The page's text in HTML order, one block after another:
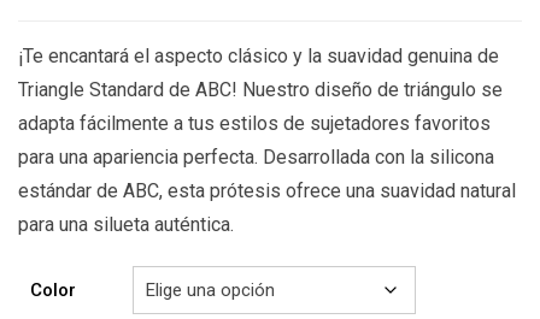
¡Te encantará el aspecto clásico y la suavidad genuina de
Triangle Standard de ABC! Nuestro diseño de triángulo se
adapta fácilmente a tus estilos de sujetadores favoritos
para una apariencia perfecta. Desarrollada con la silicona
estándar de ABC, esta prótesis ofrece una suavidad natural
para una silueta auténtica.
Color